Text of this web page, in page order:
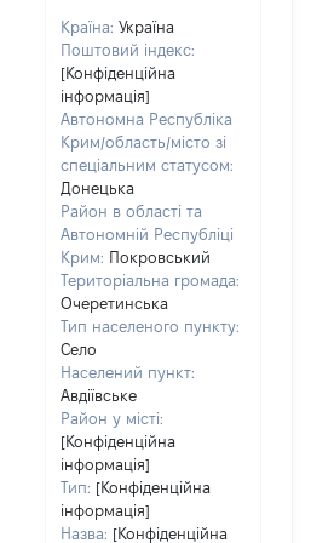
Країна: Україна
Поштовий індекс:
[Конфіденційна
інформація]
Автономна Республіка
Крим/область/місто зі
спеціальним статусом:
Донецька
Район в області та
Автономній Республіці
Крим: Покровський
Територіальна громада:
Очеретинська
Тип населеного пункту:
Село
Населений пункт:
Авдіївське
Район у місті:
[Конфіденційна
інформація]
Тип: [Конфіденційна
інформація]
Назва: [Конфіденційна